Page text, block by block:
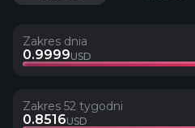
Zakres dnia
0.9999USD
Zakres 52 tygodni
0.8516USD